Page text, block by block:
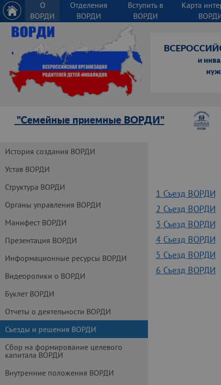
О
ВОРДИ
Отделения
ВОРДИ
Вступить в
ВОРДИ
Карта
и
"Семейные приемные ВОРДИ"
1 Съезд ВОРДИ
2 Съезд ВОРДИ
3 Съезд ВОРДИ
4 Съезд ВОРДИ
5 Съезд ВОРДИ
6 Съезд ВОРДИ
История создания ВОРДИ
Устав ВОРДИ
Структура ВОРДИ
Органы управления ВОРДИ
Манифест ВОРДИ
Презентация ВОРДИ
Информационные ресурсы ВОРДИ
Видеоролики о ВОРДИ
Буклет ВОРДИ
Отчеты о деятельности ВОРДИ
Съезды и решения ВОРДИ
Сбор на формирование целевого
капитала ВОРДИ
Внутренние положения ВОРДИ